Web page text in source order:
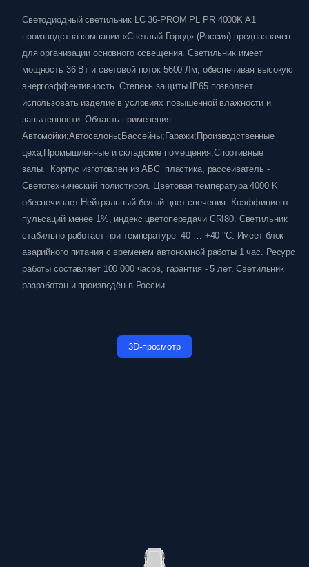
Светодиодный светильник LC 36-PROM PL PR 4000K A1
производства компании «Светлый Город» (Россия) предназначен
для организации основного освещения. Светильник имеет
мощность 36 Вт и световой поток 5600 Лм, обеспечивая высокую
энергоэффективность. Степень защиты IP65 позволяет
использовать изделие в условиях повышенной влажности и
запыленности. Область применения:
Автомойки;Автосалоны;Бассейны;Гаражи;Производственные
цеха;Промышленные и складские помещения;Спортивные
залы. Корпус изготовлен из АБС_пластика, рассеиватель -
Светотехнический полистирол. Цветовая температура 4000 K
обеспечивает Нейтральный белый цвет свечения. Коэффициент
пульсаций менее 1%, индекс цветопередачи CRI80. Светильник
стабильно работает при температуре -40 … +40 °C. Имеет блок
аварийного питания с временем автономной работы 1 час. Ресурс
работы составляет 100 000 часов, гарантия - 5 лет. Светильник
разработан и произведён в России.
3D-просмотр